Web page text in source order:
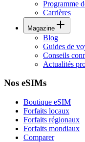
Programme
Carrières
Magazine
Blog
Guides de
Conseils
Actualités
Nos eSIMs
Boutique eSIM
Forfaits locaux
Forfaits régionaux
Forfaits mondiaux
Comparer